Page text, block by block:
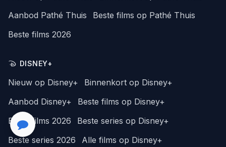
Aanbod Pathé Thuis
Beste films op Pathé Thuis
Beste films 2026
DISNEY+
Nieuw op Disney+
Binnenkort op Disney+
Aanbod Disney+
Beste films op Disney+
Beste films 2026
Beste series op Disney+
Beste series 2026
Alle films op Disney+